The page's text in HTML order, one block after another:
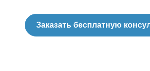
Заказать бесплатную